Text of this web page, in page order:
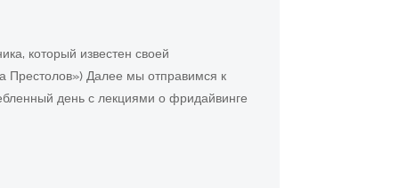
который известен своей
Престолов») Далее мы отправимся к
день с лекциями о фридайвинге